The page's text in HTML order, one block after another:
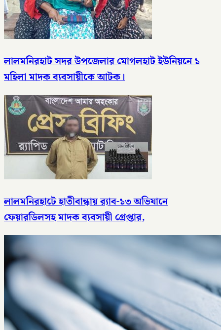
লালমনিরহাট সদর উপজেলার মোগলহাট ইউনিয়নে ১
মহিলা মাদক ব্যবসায়ীকে আটক।
লালমনিরহাটে হাতীবান্ধায় র‌্যাব-১৩ অভিযানে
ফেয়ারডিলসহ মাদক ব্যবসায়ী গ্রেপ্তার,